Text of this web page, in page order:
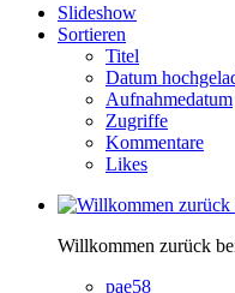
Slideshow
Sortieren
Titel
Datum
Aufnahmedatum
Zugriffe
Kommentare
Likes
Willkommen zurück
pae58